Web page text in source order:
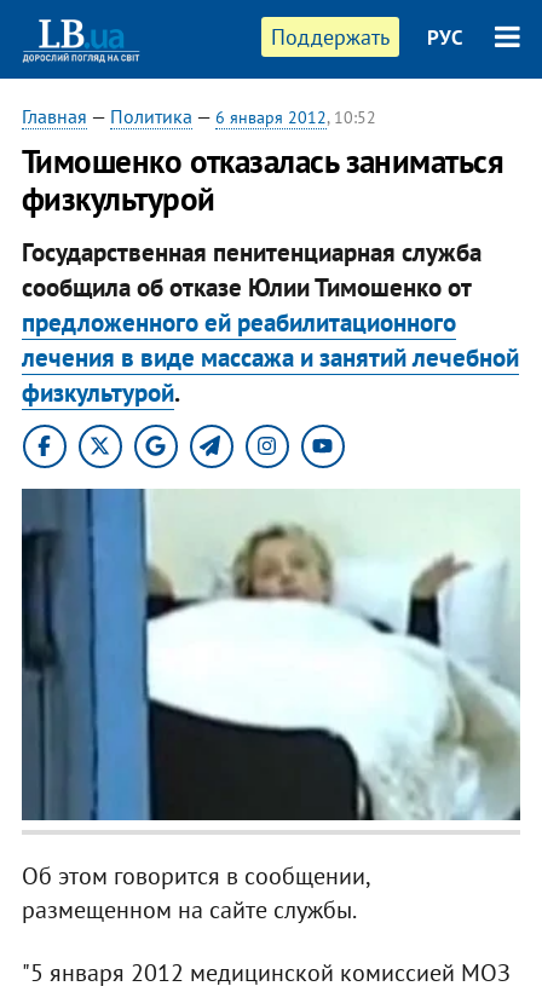
Поддержать РУС
Главная — Политика — 6 января 2012, 10:52
Тимошенко отказалась заниматься
физкультурой
Государственная пенитенциарная служба
сообщила об отказе Юлии Тимошенко от
предложенного ей реабилитационного
лечения в виде массажа и занятий лечебной
физкультурой.
Об этом говорится в сообщении,
размещенном на сайте службы.
"5 января 2012 медицинской комиссией МОЗ